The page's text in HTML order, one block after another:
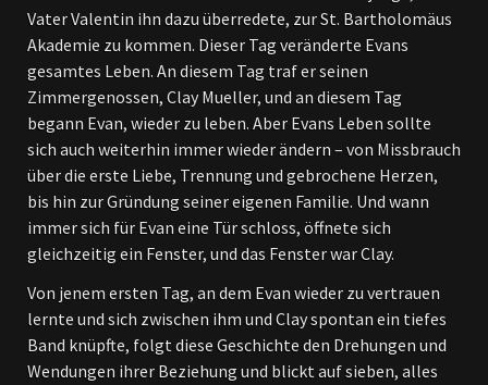
Vater Valentin ihn dazu überredete, zur St. Bartholomäus
Akademie zu kommen. Dieser Tag veränderte Evans
gesamtes Leben. An diesem Tag traf er seinen
Zimmergenossen, Clay Mueller, und an diesem Tag
begann Evan, wieder zu leben. Aber Evans Leben sollte
sich auch weiterhin immer wieder ändern – von Missbrauch
über die erste Liebe, Trennung und gebrochene Herzen,
bis hin zur Gründung seiner eigenen Familie. Und wann
immer sich für Evan eine Tür schloss, öffnete sich
gleichzeitig ein Fenster, und das Fenster war Clay.
Von jenem ersten Tag, an dem Evan wieder zu vertrauen
lernte und sich zwischen ihm und Clay spontan ein tiefes
Band knüpfte, folgt diese Geschichte den Drehungen und
Wendungen ihrer Beziehung und blickt auf sieben, alles